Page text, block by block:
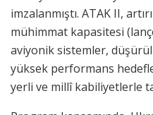
imzalanmıştı. ATAK II,
mühimmat kapasitesi
aviyonik sistemler,
yüksek performans
yerli ve millî kabiliyetlerle